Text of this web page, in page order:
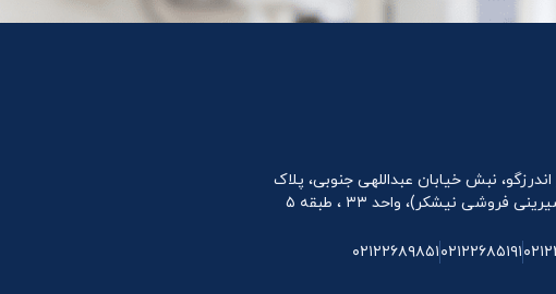
اندرزگو، نبش خیابان عبداللهی جنوبی، پلاک
۰۲۱۲۲۶۸۵۱۹۱۰۲۱۲۲۶۸۹۸۵۱